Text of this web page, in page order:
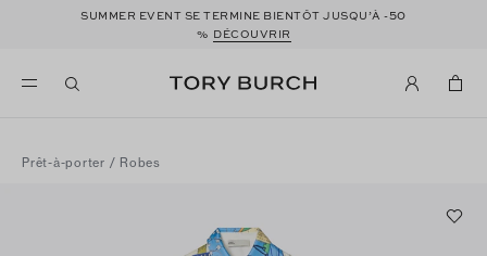
SUMMER EVENT SE TERMINE BIENTÔT JUSQU’À -50
% DÉCOUVRIR
Prêt-à-porter / Robes